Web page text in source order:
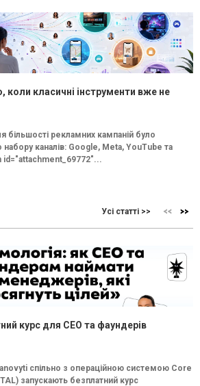
коли класичні інструменти вже не
більшості рекламних кампаній було
каналів: Google, Meta, YouTube та
Усі статті >>
курс для CEO та фаундерів
спільно з операційною системою Core
запускають безплатний курс